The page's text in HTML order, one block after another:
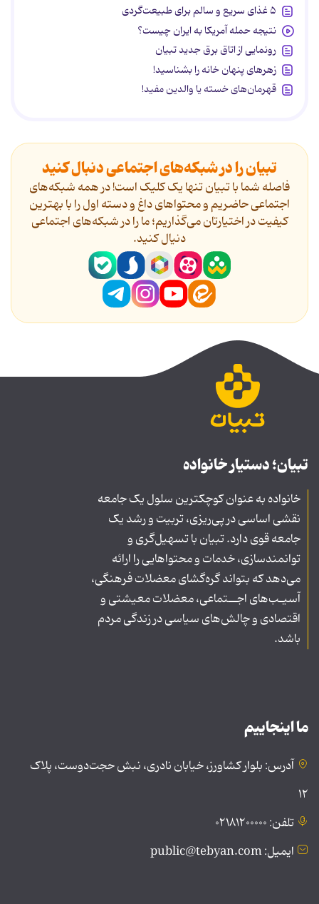
۵ غذای سریع و سالم برای طبیعت‌گردی
نتیجه حمله آمریکا به ایران چیست؟
رونمایی از اتاق برق جدید تبیان
زهرهای پنهان خانه را بشناسید!
قهرمان‌های خسته یا والدین مفید!
تبیان را در شبکه‌های اجتماعی دنبال کنید
فاصله شما با تبیان تنها یک کلیک است! در همه شبکه‌های
اجتماعی حاضریم و محتواهای داغ و دسته اول را با بهترین
کیفیت در اختیارتان می‌گذاریم؛ ما را در شبکه‌های اجتماعی
دنیال کنید.
تبیان؛ دستیار خانواده
خانواده به عنوان کوچکترین سلول یک جامعه
نقشی اساسی در پی‌ریزی، تربیت و رشد یک
جامعه قوی دارد. تبیان با تسهیل‌گری و
توانمندسازی، خدمات و محتواهایی را ارائه
می‌دهد که بتواند گره‌گشای معضلات فرهنگی،
آسیـب‌های اجــتماعی، معضلات معیشتی و
اقتصادی و چالش‌های سیاسی در زندگی مردم
باشد.
ما اینجاییم
آدرس: بلوار کشاورز، خیابان نادری، نبش حجت‌دوست، پلاک
۱۲
تلفن: ۰۲۱۸۱۲۰۰۰۰۰
ایمیل: public@tebyan.com